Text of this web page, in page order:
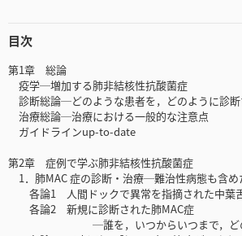
目次
第1章 総論
疫学─増加する肺非結核性抗酸菌症
診断総論─どのような患者を，どのように診
治療総論─治療における一般的な注意点
ガイドラインup-to-date
第2章 症例で学ぶ肺非結核性抗酸菌症
1．肺MAC 症の診断・治療─難治性病態も含め
各論1 人間ドックで異常を指摘された中葉
各論2 新規に診断された肺MAC症
─誰を，いつからいつまで，どのよ